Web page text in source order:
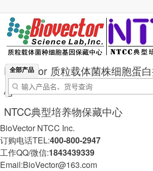
BioVector 质粒载体菌株细胞蛋
心
NTCC典型培养物保藏中心
全部产品
BioVector NTCC Inc.
订购电话TEL:400-800-2947
工作QQ/微信:1843439339
Email:BioVector@163.com